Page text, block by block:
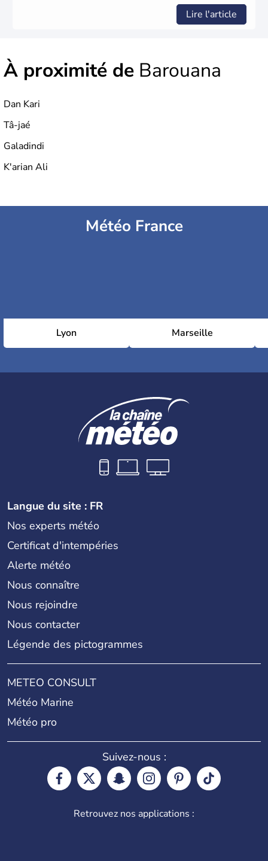
Lire l'article
À proximité de Barouana
Dan Kari
Tâ-jaé
Galadindi
K'arian Ali
Météo France
Lyon Marseille
Langue du site : FR
Nos experts météo
Certificat d'intempéries
Alerte météo
Nous connaître
Nous rejoindre
Nous contacter
Légende des pictogrammes
METEO CONSULT
Météo Marine
Météo pro
Suivez-nous :
Retrouvez nos applications :